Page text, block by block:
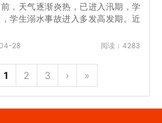
，天气逐渐炎热，已进入汛期，学
学生溺水事故进入多发高发期。近
28 阅读：4283
1 2 3 › »